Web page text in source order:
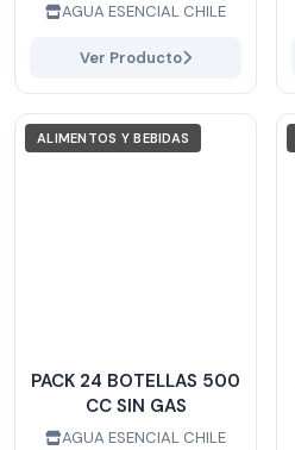
AGUA ESENCIAL CHILE
Ver Producto
ALIMENTOS Y BEBIDAS
PACK 24 BOTELLAS 500
CC SIN GAS
AGUA ESENCIAL CHILE